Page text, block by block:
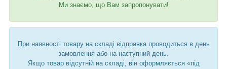
Ми знаємо, що Вам запропонувати!
При наявності товару на складі відправка проводиться в день
замовлення або на наступний день.
Якщо товар відсутній на складі, він оформляється «під